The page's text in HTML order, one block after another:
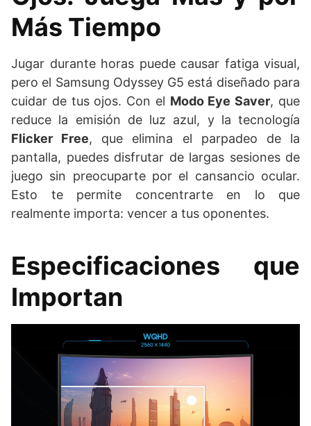
Más Tiempo
Jugar durante horas puede causar fatiga visual,
pero el Samsung Odyssey G5 está diseñado para
cuidar de tus ojos. Con el Modo Eye Saver, que
reduce la emisión de luz azul, y la tecnología
Flicker Free, que elimina el parpadeo de la
pantalla, puedes disfrutar de largas sesiones de
juego sin preocuparte por el cansancio ocular.
Esto te permite concentrarte en lo que
realmente importa: vencer a tus oponentes.
Especificaciones que
Importan